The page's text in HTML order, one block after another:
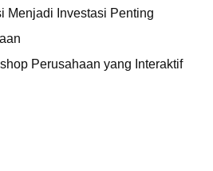
Menjadi Investasi Penting
Perusahaan yang Interaktif